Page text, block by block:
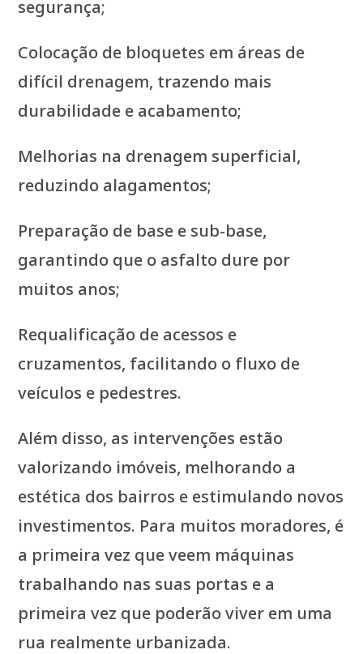
segurança;
Colocação de bloquetes em áreas de
difícil drenagem, trazendo mais
durabilidade e acabamento;
Melhorias na drenagem superficial,
reduzindo alagamentos;
Preparação de base e sub-base,
garantindo que o asfalto dure por
muitos anos;
Requalificação de acessos e
cruzamentos, facilitando o fluxo de
veículos e pedestres.
Além disso, as intervenções estão
valorizando imóveis, melhorando a
estética dos bairros e estimulando novos
investimentos. Para muitos moradores, é
a primeira vez que veem máquinas
trabalhando nas suas portas e a
primeira vez que poderão viver em uma
rua realmente urbanizada.